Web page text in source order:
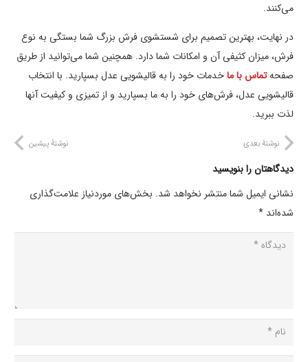
می‌کنند.
در نهایت، بهترین تصمیم برای شستشوی فرش بزرگ شما بستگی به نوع
فرش، میزان کثیفی آن و امکانات شما دارد. همچنین شما می‌توانید از طریق
صفحهتماس با ماخدمات خود را به قالیشویی عدل بسپارید. با انتخاب
قالیشویی عدل، فرش‌های خود را به ما بسپارید و از تمیزی و کیفیت آنها
لذت ببرید.
نوشتهٔ پیشین نوشتهٔ بعدی
دیدگاهتان را بنویسید
نشانی ایمیل شما منتشر نخواهد شد. بخش‌های موردنیاز علامت‌گذاری
شده‌اند *